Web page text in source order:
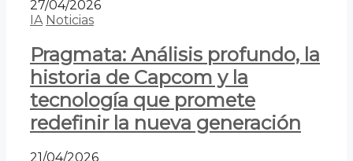
27/04/2026
IA Noticias
Pragmata: Análisis profundo, la
historia de Capcom y la
tecnología que promete
redefinir la nueva generación
21/04/2026